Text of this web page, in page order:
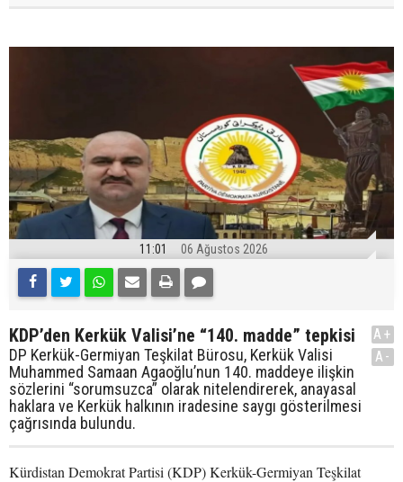
11:01 06 Ağustos 2026
KDP’den Kerkük Valisi’ne “140. madde” tepkisi
DP Kerkük-Germiyan Teşkilat Bürosu, Kerkük Valisi
Muhammed Samaan Agaoğlu’nun 140. maddeye ilişkin
sözlerini “sorumsuzca” olarak nitelendirerek, anayasal
haklara ve Kerkük halkının iradesine saygı gösterilmesi
çağrısında bulundu.
A+
A-
Kürdistan Demokrat Partisi (KDP) Kerkük-Germiyan Teşkilat